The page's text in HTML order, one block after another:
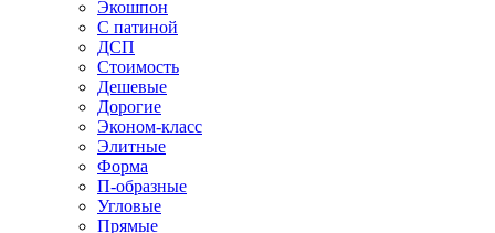
Экошпон
С патиной
ДСП
Стоимость
Дешевые
Дорогие
Эконом-класс
Элитные
Форма
П-образные
Угловые
Прямые